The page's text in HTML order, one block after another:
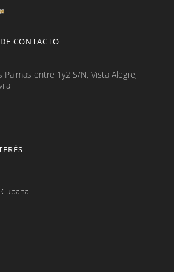
CONTACTO
Palmas entre 1y2 S/N, Vista Alegre,